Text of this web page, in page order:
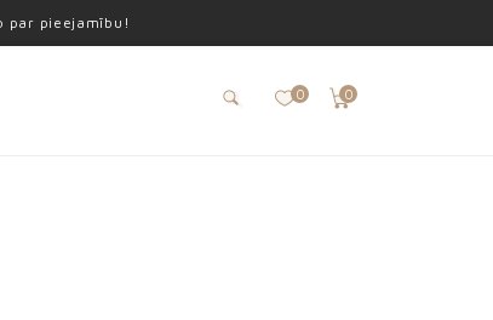
par pieejamību!
0 0